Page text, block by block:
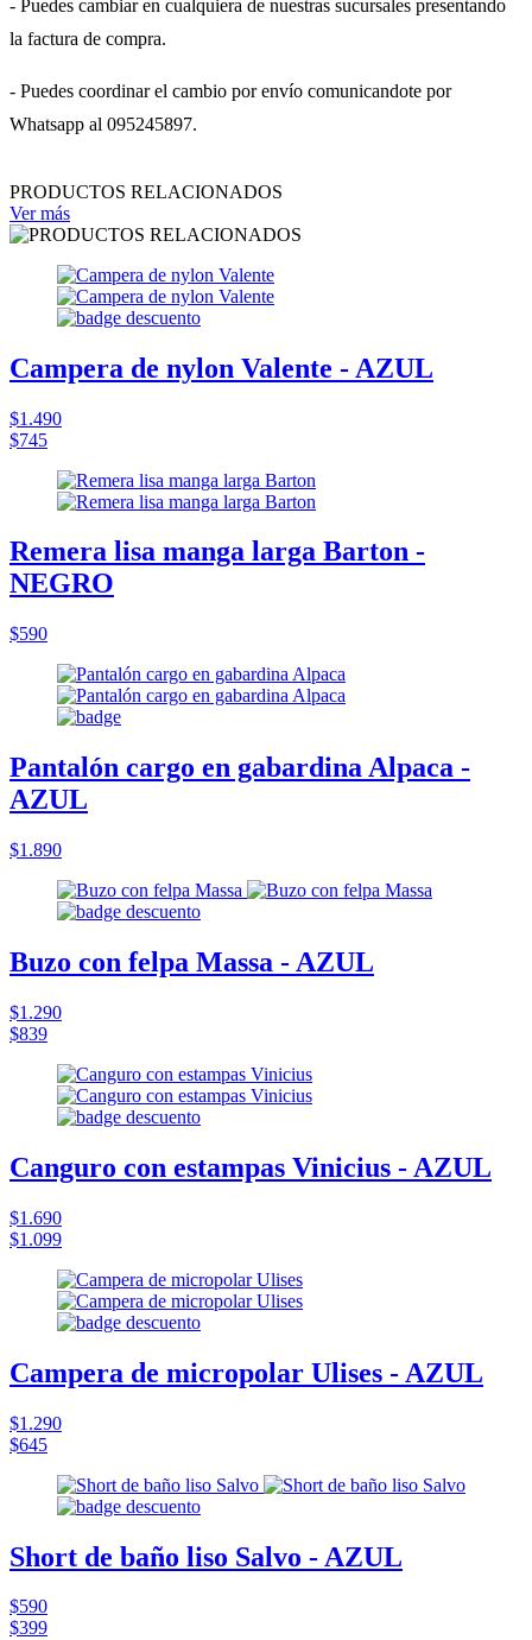
- Puedes cambiar en cualquiera de nuestras sucursales presentando
la factura de compra.
- Puedes coordinar el cambio por envío comunicandote por
Whatsapp al 095245897.
PRODUCTOS RELACIONADOS
Ver más
Campera de nylon Valente - AZUL
$1.490
$745
Remera lisa manga larga Barton -
NEGRO
$590
Pantalón cargo en gabardina Alpaca -
AZUL
$1.890
Buzo con felpa Massa - AZUL
$1.290
$839
Canguro con estampas Vinicius - AZUL
$1.690
$1.099
Campera de micropolar Ulises - AZUL
$1.290
$645
Short de baño liso Salvo - AZUL
$590
$399